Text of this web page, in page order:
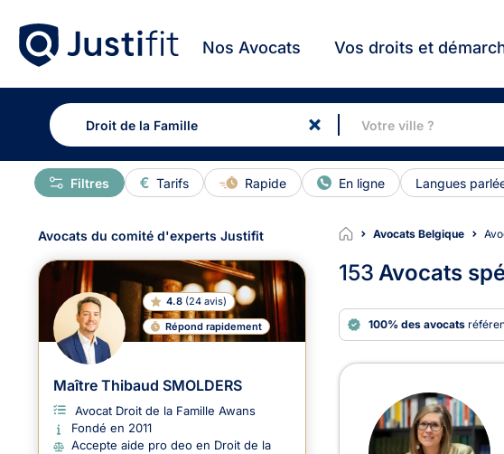
Nos Avocats Vos droits et
Tarifs Rapide En ligne Langues
Filtres
Avocats Belgique
153 Avocats
100% des avocats
Avocats en
Avocats du comité d'experts Justifit
4.8 (24 avis)
Répond rapidement
Maître Thibaud SMOLDERS
Avocat Droit de la Famille Awans
Fondé en 2011
Accepte aide pro deo en Droit de la